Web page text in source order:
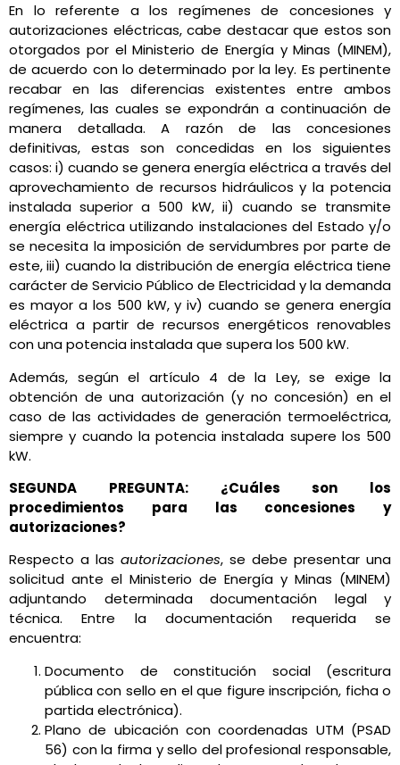
En lo referente a los regímenes de concesiones y
autorizaciones eléctricas, cabe destacar que estos son
otorgados por el Ministerio de Energía y Minas (MINEM),
de acuerdo con lo determinado por la ley. Es pertinente
recabar en las diferencias existentes entre ambos
regímenes, las cuales se expondrán a continuación de
manera detallada. A razón de las concesiones
definitivas, estas son concedidas en los siguientes
casos: i) cuando se genera energía eléctrica a través del
aprovechamiento de recursos hidráulicos y la potencia
instalada superior a 500 kW, ii) cuando se transmite
energía eléctrica utilizando instalaciones del Estado y/o
se necesita la imposición de servidumbres por parte de
este, iii) cuando la distribución de energía eléctrica tiene
carácter de Servicio Público de Electricidad y la demanda
es mayor a los 500 kW, y iv) cuando se genera energía
eléctrica a partir de recursos energéticos renovables
con una potencia instalada que supera los 500 kW.
Además, según el artículo 4 de la Ley, se exige la
obtención de una autorización (y no concesión) en el
caso de las actividades de generación termoeléctrica,
siempre y cuando la potencia instalada supere los 500
kW.
SEGUNDA PREGUNTA: ¿Cuáles son los
procedimientos para las concesiones y
autorizaciones?
Respecto a las autorizaciones, se debe presentar una
solicitud ante el Ministerio de Energía y Minas (MINEM)
adjuntando determinada documentación legal y
técnica. Entre la documentación requerida se
encuentra:
Documento de constitución social (escritura
pública con sello en el que figure inscripción, ficha o
partida electrónica).
Plano de ubicación con coordenadas UTM (PSAD
56) con la firma y sello del profesional responsable,